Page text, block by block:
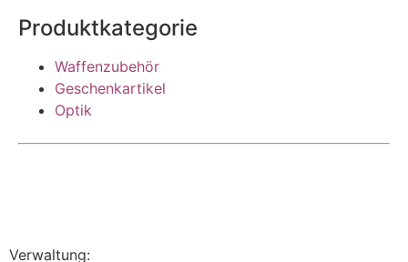
Produktkategorie
Waffenzubehör
Geschenkartikel
Optik
Verwaltung: